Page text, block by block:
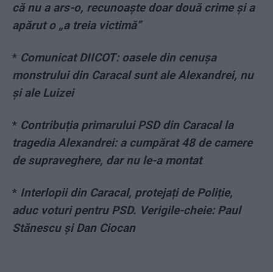
că nu a ars-o, recunoaşte doar două crime şi a
apărut o „a treia victimă”
* Comunicat DIICOT: oasele din cenușa
monstrului din Caracal sunt ale Alexandrei, nu
și ale Luizei
* Contribuția primarului PSD din Caracal la
tragedia Alexandrei: a cumpărat 48 de camere
de supraveghere, dar nu le-a montat
* Interlopii din Caracal, protejați de Poliție,
aduc voturi pentru PSD. Verigile-cheie: Paul
Stănescu și Dan Ciocan